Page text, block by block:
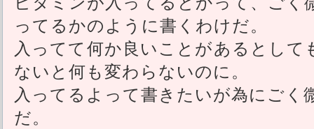
ってるかのように書くわけだ。
入ってて何か良いことがあるとして
ないと何も変わらないのに。
入ってるよって書きたいが為にごく
だ。